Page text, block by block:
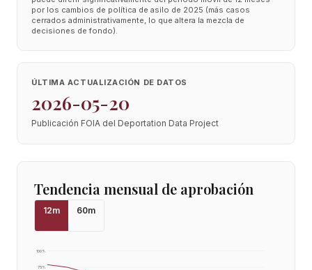
por los cambios de política de asilo de 2025 (más casos
cerrados administrativamente, lo que altera la mezcla de
decisiones de fondo).
ÚLTIMA ACTUALIZACIÓN DE DATOS
2026-05-20
Publicación FOIA del Deportation Data Project
Tendencia mensual de aprobación
12m 60m
75%
100%